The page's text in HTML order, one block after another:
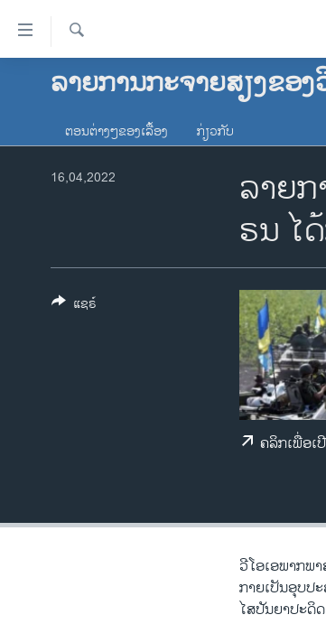
ລິ້ງ
ສຳຫລັບ
ຂ້າມ
ໂຮມເພຈ
ອາເມຣິກາ
ການເລືອກຕັ້ງ ປະທານາທີບໍດີ ສະຫະລັດ
ວີດີໂອ
ລາຍການກະຈາຍສຽງຂອງ
ຕອນຕ່າງໆຂອງເລື້ອງ ກ່ຽວກັບ
ລາຍ
ຣນ ໄ
16,04,2022
ຄລິກເພື່ອເ
ແຊຣ໌
ວີ​ໂອ​ເອພາກ​ພ
ກາຍ​ເປັນ​ອຸບ​ປ
ໄສ​ປັນ​ຍາ​ປະ​ດ​ິ